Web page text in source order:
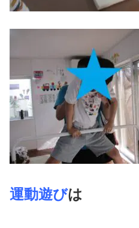
運動遊びは